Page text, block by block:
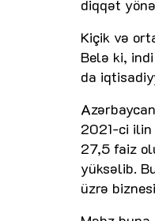
diqqət
Kiçik və
Belə ki,
da
2021-ci ilin
27,5 faiz
yüksəlib.
üzrə